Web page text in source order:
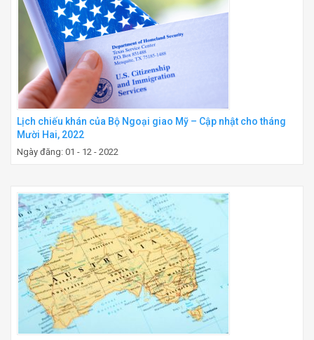
Lịch chiếu khán của Bộ Ngoại giao Mỹ – Cập nhật cho tháng
Mười Hai, 2022
Ngày đăng: 01 - 12 - 2022